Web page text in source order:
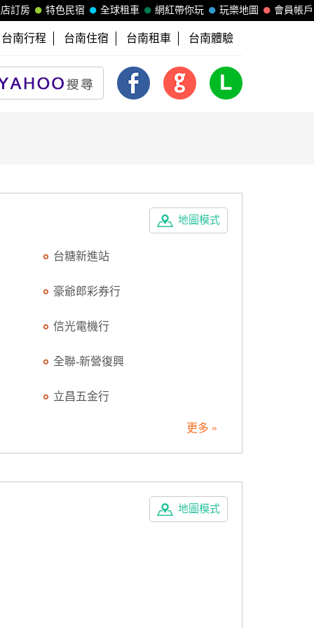
會員帳戶
玩樂地圖
網紅帶你玩
全球租車
特色民宿
訂房
台南行程 台南住宿 台南租車 台南體驗
地圖模式
台糖新進站
豪爺郎彩券行
信光電機行
全聯-新營復興
立昌五金行
更多 »
地圖模式